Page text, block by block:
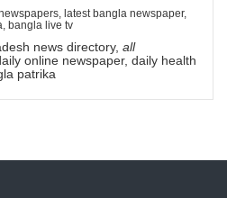
latest bangla newspaper,
bangla live tv
news directory, all
online newspaper, daily health
patrika